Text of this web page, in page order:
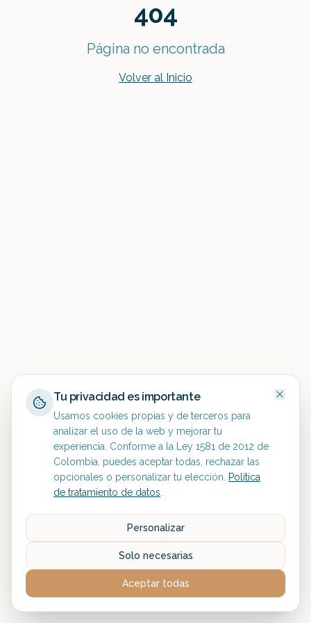
404
Página no encontrada
Volver al Inicio
Tu privacidad es importante
Usamos cookies propias y de terceros para
analizar el uso de la web y mejorar tu
experiencia. Conforme a la Ley 1581 de 2012 de
Colombia, puedes aceptar todas, rechazar las
opcionales o personalizar tu elección.
Política
de tratamiento de datos
Personalizar
Solo necesarias
Aceptar todas